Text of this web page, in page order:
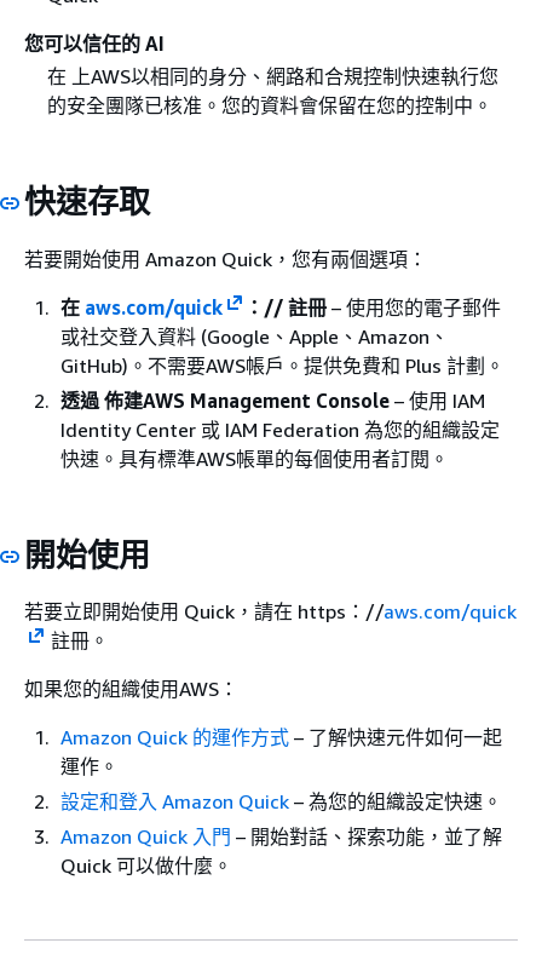
您可以信任的 AI
在 上AWS以相同的身分、網路和合規控制快速執行您
的安全團隊已核准。您的資料會保留在您的控制中。
快速存取
若要開始使用 Amazon Quick，您有兩個選項：
在 aws.com/quick ：// 註冊– 使用您的電子郵件
或社交登入資料 (Google、Apple、Amazon、
GitHub)。不需要AWS帳戶。提供免費和 Plus 計劃。
透過 佈建AWS Management Console – 使用 IAM
Identity Center 或 IAM Federation 為您的組織設定
快速。具有標準AWS帳單的每個使用者訂閱。
開始使用
若要立即開始使用 Quick，請在 https：//aws.com/quick
註冊。
如果您的組織使用AWS：
Amazon Quick 的運作方式 – 了解快速元件如何一起
運作。
設定和登入 Amazon Quick – 為您的組織設定快速。
Amazon Quick 入門 – 開始對話、探索功能，並了解
Quick 可以做什麼。